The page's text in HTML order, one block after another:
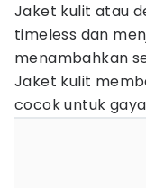
Jaket kulit atau
timeless dan
menambahkan
Jaket kulit
cocok untuk